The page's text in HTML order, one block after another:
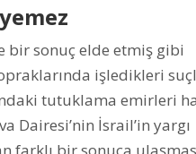
bir sonuç elde etmiş gibi
işledikleri
tutuklama emirleri
Dairesi’nin İsrail’in yargı
farklı bir sonuca